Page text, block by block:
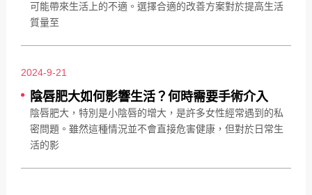
可能帶來生活上的不適。選擇合適的改善方案對於提高生活
質量至
2024-9-21
陰唇肥大如何影響生活？何時需要手術介入
陰唇肥大，特別是小陰唇的增大，是許多女性經常遇到的私
密問題。雖然這種情況並不會直接危害健康，但對於日常生
活的影